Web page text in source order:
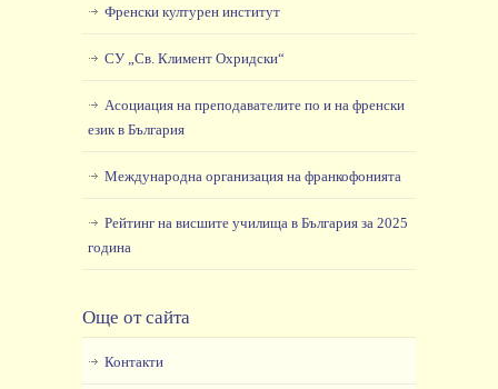
Френски културен институт
СУ „Св. Климент Охридски“
Асоциация на преподавателите по и на френски
език в България
Международна организация на франкофонията
Рейтинг на висшите училища в България за 2025
година
Още от сайта
Контакти